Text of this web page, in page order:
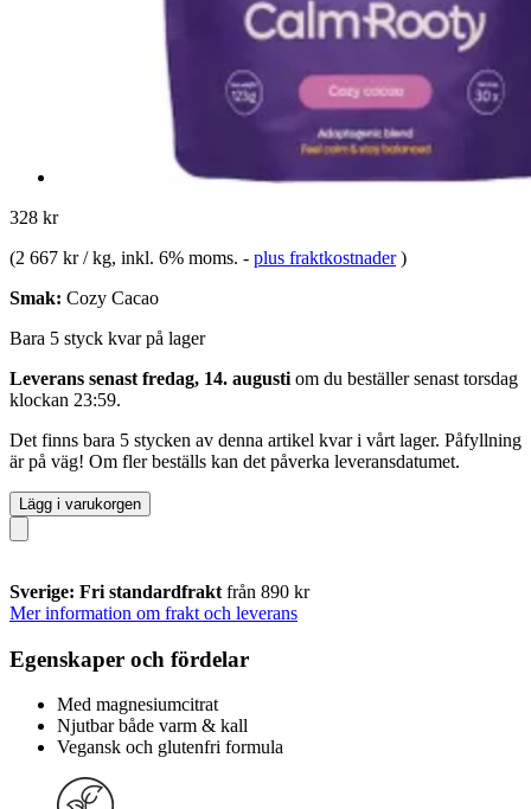
328 kr
(2 667 kr / kg, inkl. 6% moms. - plus fraktkostnader )
Smak: Cozy Cacao
Bara 5 styck kvar på lager
Leverans senast fredag, 14. augusti om du beställer senast torsdag
klockan 23:59.
Det finns bara 5 stycken av denna artikel kvar i vårt lager. Påfyllning
är på väg! Om fler beställs kan det påverka leveransdatumet.
Lägg i varukorgen
Sverige: Fri standardfrakt från 890 kr
Mer information om frakt och leverans
Egenskaper och fördelar
Med magnesiumcitrat
Njutbar både varm & kall
Vegansk och glutenfri formula